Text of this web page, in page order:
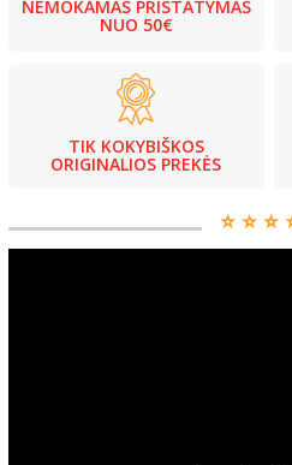
NEMOKAMAS PRISTATYMAS
NUO 50€
TIK KOKYBIŠKOS
ORIGINALIOS PREKĖS
⭐️ ⭐️ ⭐️